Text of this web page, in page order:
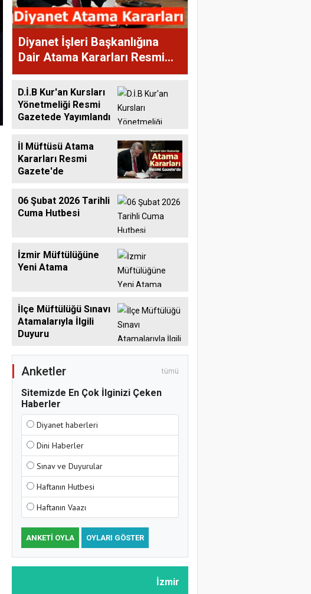
Diyanet İşleri Başkanlığına
Dair Atama Kararları Resmi
Gazete'de
D.İ.B Kur'an Kursları
Yönetmeliği Resmi
Gazetede Yayımlandı
İl Müftüsü Atama
Kararları Resmi
Gazete'de
06 Şubat 2026 Tarihli
Cuma Hutbesi
İzmir Müftülüğüne
Yeni Atama
İlçe Müftülüğü Sınavı
Atamalarıyla İlgili
Duyuru
Anketler tümü
Sitemizde En Çok İlginizi Çeken
Haberler
Diyanet haberleri
Dini Haberler
Sınav ve Duyurular
Haftanın Hutbesi
Haftanın Vaazı
ANKETI OYLA OYLARI GÖSTER
İzmir